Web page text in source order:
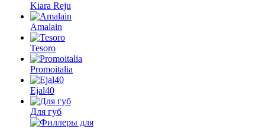
Kiara Reju
Amalain
Tesoro
Promoitalia
Ejal40
Для губ